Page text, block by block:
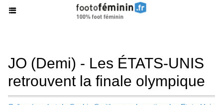
JO (Demi) - Les ÉTATS-UNIS
retrouvent la finale olympique